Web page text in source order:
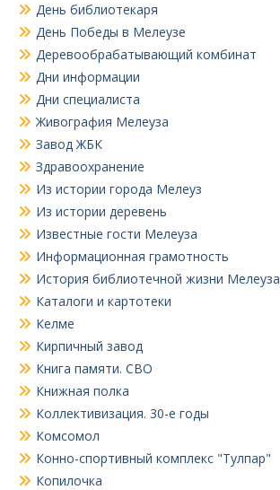
День библиотекаря
День Победы в Мелеузе
Деревообрабатывающий комбинат
Дни информации
Дни специалиста
Живография Мелеуза
Завод ЖБК
Здравоохранение
Из истории города Мелеуз
Из истории деревень
Известные гости Мелеуза
Информационная грамотность
История библиотечной жизни Мелеуза
Каталоги и картотеки
Келме
Кирпичный завод
Книга памяти. СВО
Книжная полка
Коллективизация. 30-е годы
Комсомол
Конно-спортивный комплекс "Тулпар"
Копилочка